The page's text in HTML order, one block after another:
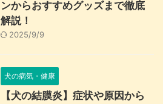
ンからおすすめグッズまで徹底
解説！
2025/9/9
犬の病気・健康
【犬の結膜炎】症状や原因から